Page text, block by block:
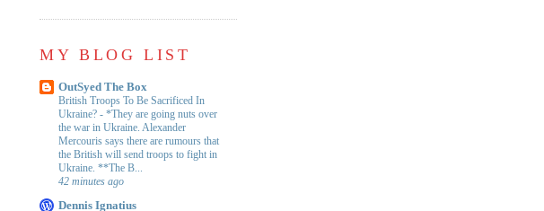
MY BLOG LIST
OutSyed The Box
British Troops To Be Sacrificed In
Ukraine? - *They are going nuts over
the war in Ukraine. Alexander
Mercouris says there are rumours that
the British will send troops to fight in
Ukraine. **The B...
42 minutes ago
Dennis Ignatius